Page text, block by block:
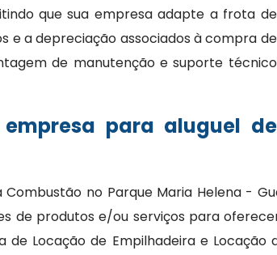
que sua empresa adapte a frota de
e a depreciação associados à compra de
de manutenção e suporte técnico
empresa para aluguel de
no Parque Maria Helena -
de produtos e/ou serviços para
de Locação de Empilhadeira e